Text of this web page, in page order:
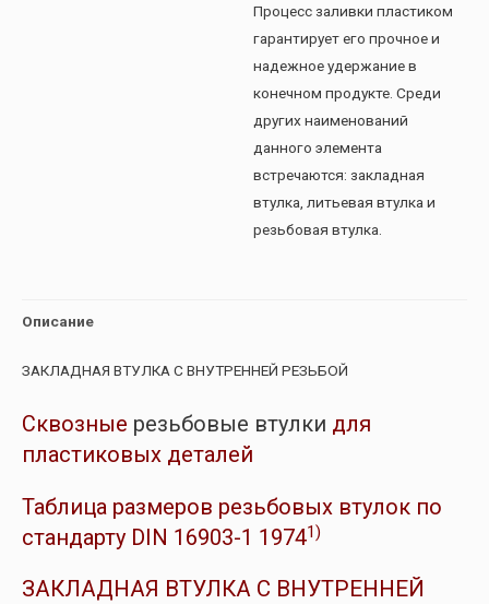
Процесс заливки пластиком
гарантирует его прочное и
надежное удержание в
конечном продукте. Среди
других наименований
данного элемента
встречаются: закладная
втулка, литьевая втулка и
резьбовая втулка.
Описание
ЗАКЛАДНАЯ ВТУЛКА С ВНУТРЕННЕЙ РЕЗЬБОЙ
Сквозные резьбовые втулки для
пластиковых деталей
Таблица размеров резьбовых втулок по
стандарту DIN 16903-1 19741)
ЗАКЛАДНАЯ ВТУЛКА С ВНУТРЕННЕЙ